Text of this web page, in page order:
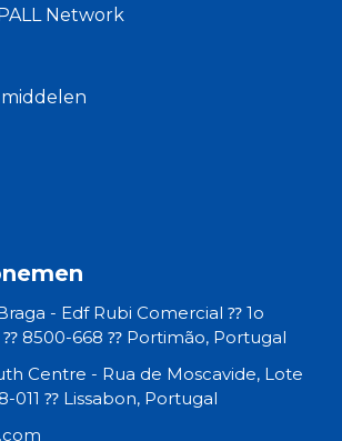
Network
- Edf Rubi Comercial ⁇ 1o
⁇ 8500-668 ⁇ Portimão, Portugal
Centre - Rua de Moscavide, Lote
011 ⁇ Lissabon, Portugal